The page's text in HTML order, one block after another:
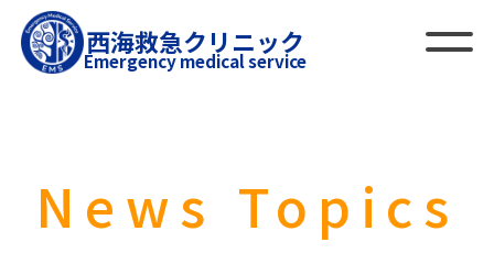
西海救急クリニック
Emergency medical service
News Topics